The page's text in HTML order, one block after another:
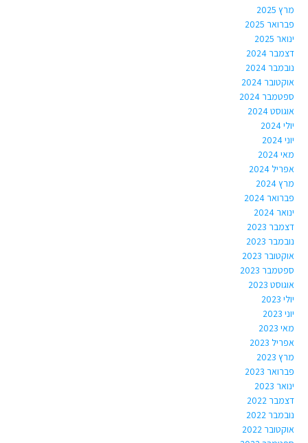
מרץ 2025
פברואר 2025
ינואר 2025
דצמבר 2024
נובמבר 2024
אוקטובר 2024
ספטמבר 2024
אוגוסט 2024
יולי 2024
יוני 2024
מאי 2024
אפריל 2024
מרץ 2024
פברואר 2024
ינואר 2024
דצמבר 2023
נובמבר 2023
אוקטובר 2023
ספטמבר 2023
אוגוסט 2023
יולי 2023
יוני 2023
מאי 2023
אפריל 2023
מרץ 2023
פברואר 2023
ינואר 2023
דצמבר 2022
נובמבר 2022
אוקטובר 2022